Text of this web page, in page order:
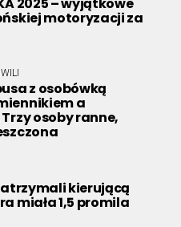
motoryzacji za
z osobówką
a
osoby ranne,
kierującą
miała 1,5 promila